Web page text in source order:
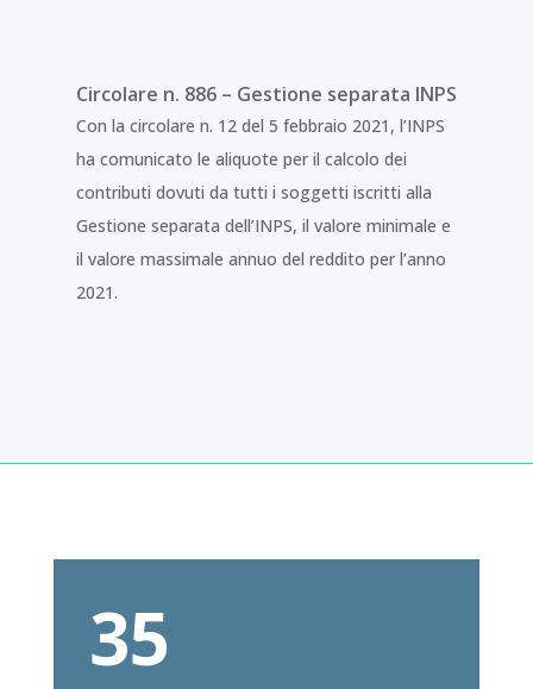
Circolare n. 886 – Gestione separata INPS
Con la circolare n. 12 del 5 febbraio 2021, l’INPS
ha comunicato le aliquote per il calcolo dei
contributi dovuti da tutti i soggetti iscritti alla
Gestione separata dell’INPS, il valore minimale e
il valore massimale annuo del reddito per l’anno
2021.
35